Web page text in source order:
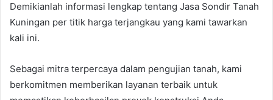
Demikianlah informasi lengkap tentang Jasa Sondir Tanah
Kuningan per titik harga terjangkau yang kami tawarkan
kali ini.
Sebagai mitra terpercaya dalam pengujian tanah, kami
berkomitmen memberikan layanan terbaik untuk